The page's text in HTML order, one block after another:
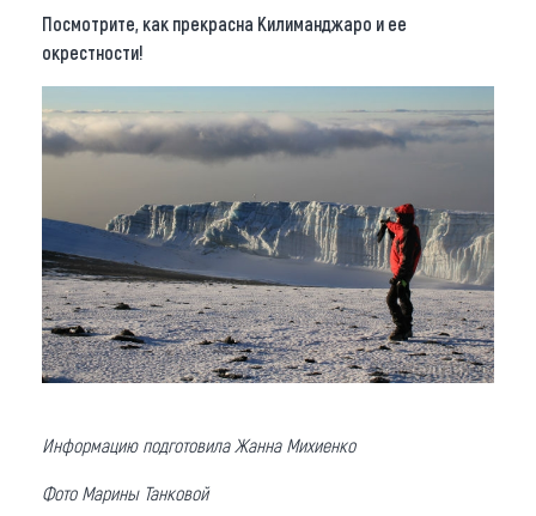
Посмотрите, как прекрасна Килиманджаро и ее
окрестности!
Информацию подготовила Жанна Михиенко
Фото Марины Танковой